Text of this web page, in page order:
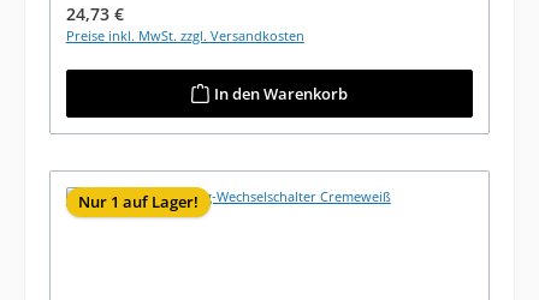
Regulärer Preis:
24,73 €
Preise inkl. MwSt. zzgl. Versandkosten
In den Warenkorb
Nur 1 auf Lager!